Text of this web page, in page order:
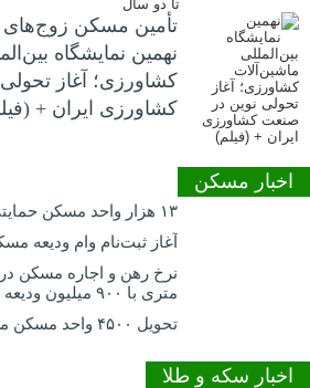
تأمین مسکن زوج‌های
نهمین نمایشگاه
کشاورزی؛ آغاز
کشاورزی ایران +
اخبار مسکن
۱۳ هزار واحد مسکن حمایتی در تهران در حال ساخت
آغاز ثبت‌نام وام ودیعه مسکن از ۱۷
متری با ۹۰۰ میلیون ودیعه
تحویل ۴۵۰۰ واحد مسکن ملی در پرند تا ۳ روز دیگر
اخبار سکه و طلا